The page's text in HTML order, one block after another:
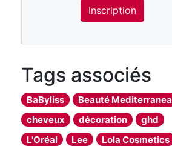
Inscription
Tags associés
BaByliss
Beauté Mediterranea
cheveux
décoration
ghd
L'Oréal
Lee
Lola Cosmetics